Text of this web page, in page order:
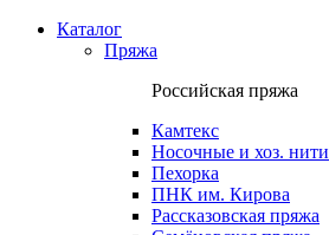
Каталог
Пряжа
Российская пряжа
Камтекс
Носочные и хоз. нити
Пехорка
ПНК им. Кирова
Рассказовская пряжа